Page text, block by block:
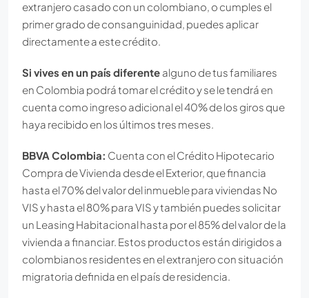
extranjero casado con un colombiano, o cumples el
primer grado de consanguinidad, puedes aplicar
directamente a este crédito.
Si vives en un país diferente alguno de tus familiares
en Colombia podrá tomar el crédito y se le tendrá en
cuenta como ingreso adicional el 40% de los giros que
haya recibido en los últimos tres meses.
BBVA Colombia: Cuenta con el Crédito Hipotecario
Compra de Vivienda desde el Exterior, que financia
hasta el 70% del valor del inmueble para viviendas No
VIS y hasta el 80% para VIS y también puedes solicitar
un Leasing Habitacional hasta por el 85% del valor de la
vivienda a financiar. Estos productos están dirigidos a
colombianos residentes en el extranjero con situación
migratoria definida en el país de residencia.